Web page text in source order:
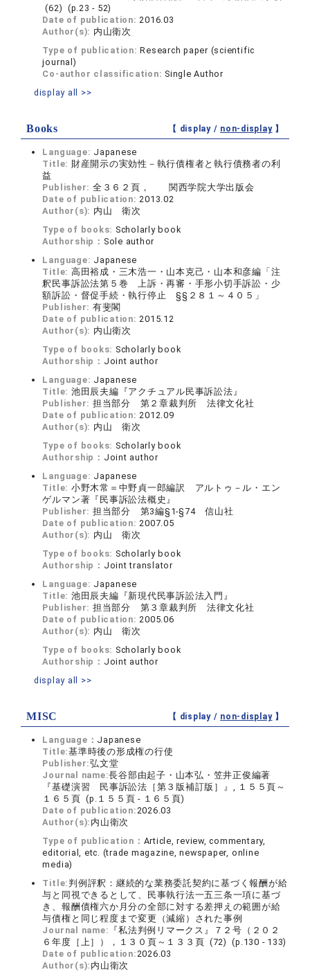
(62) (p.23 - 52)
Date of publication:2016.03
Author(s): 内山衛次
Type of publication:Research paper (scientific
journal)
Co-author classification: Single Author
display all >>
Books 【 display / non-display】
Language: Japanese
Title: 財産開示の実効性－執行債権者と執行債務者の利
益
Publisher: 全３６２頁， 関西学院大学出版会
Date of publication:2013.02
Author(s): 内山 衛次
Type of books: Scholarly book
Authorship： Sole author
Language: Japanese
Title: 高田裕成・三木浩一・山本克己・山本和彦編「注
釈民事訴訟法第５巻 上訴・再審・手形小切手訴訟・少
額訴訟・督促手続・執行停止 §§２８１～４０５」
Publisher: 有斐閣
Date of publication:2015.12
Author(s): 内山衛次
Type of books: Scholarly book
Authorship： Joint author
Language: Japanese
Title: 池田辰夫編『アクチュアル民事訴訟法』
Publisher: 担当部分 第２章裁判所 法律文化社
Date of publication:2012.09
Author(s): 内山 衛次
Type of books: Scholarly book
Authorship： Joint author
Language: Japanese
Title: 小野木常＝中野貞一郎編訳 アルトゥ－ル・エン
ゲルマン著『民事訴訟法概史』
Publisher: 担当部分 第3編§1-§74 信山社
Date of publication:2007.05
Author(s): 内山 衛次
Type of books: Scholarly book
Authorship： Joint translator
Language: Japanese
Title: 池田辰夫編『新現代民事訴訟法入門』
Publisher: 担当部分 第３章裁判所 法律文化社
Date of publication:2005.06
Author(s): 内山 衛次
Type of books: Scholarly book
Authorship： Joint author
display all >>
MISC 【 display / non-display】
Language： Japanese
Title:基準時後の形成権の行使
Publisher:弘文堂
Journal name:長谷部由起子・山本弘・笠井正俊編著
『基礎演習 民事訴訟法［第３版補訂版］』, １５５頁～
１６５頁 (p.１５５頁 - １６５頁)
Date of publication:2026.03
Author(s): 内山衛次
Type of publication： Article, review, commentary,
editorial, etc. (trade magazine, newspaper, online
media)
Title: 判例評釈：継続的な業務委託契約に基づく報酬が給
与と同視できるとして、民事執行法一五三条一項に基づ
き、報酬債権六か月分の全部に対する差押えの範囲が給
与債権と同じ程度まで変更（減縮）された事例
Journal name: 『私法判例リマークス』７２号（２０２
６年度［上］），１３０頁～１３３頁 (72) (p.130 - 133)
Date of publication:2026.03
Author(s): 内山衛次